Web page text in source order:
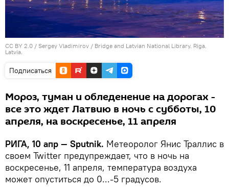
CC BY 2.0 / Sergey Vladimirov / Bridge and Latvian National Library. Riga.
Latvia.
Подписаться
Мороз, туман и обледенение на дорогах -
все это ждет Латвию в ночь с субботы, 10
апреля, на воскресенье, 11 апреля
РИГА, 10 апр — Sputnik. Метеоролог Янис Траллис в
своем Twitter предупреждает, что в ночь на
воскресенье, 11 апреля, температура воздуха
может опуститься до 0...-5 градусов.